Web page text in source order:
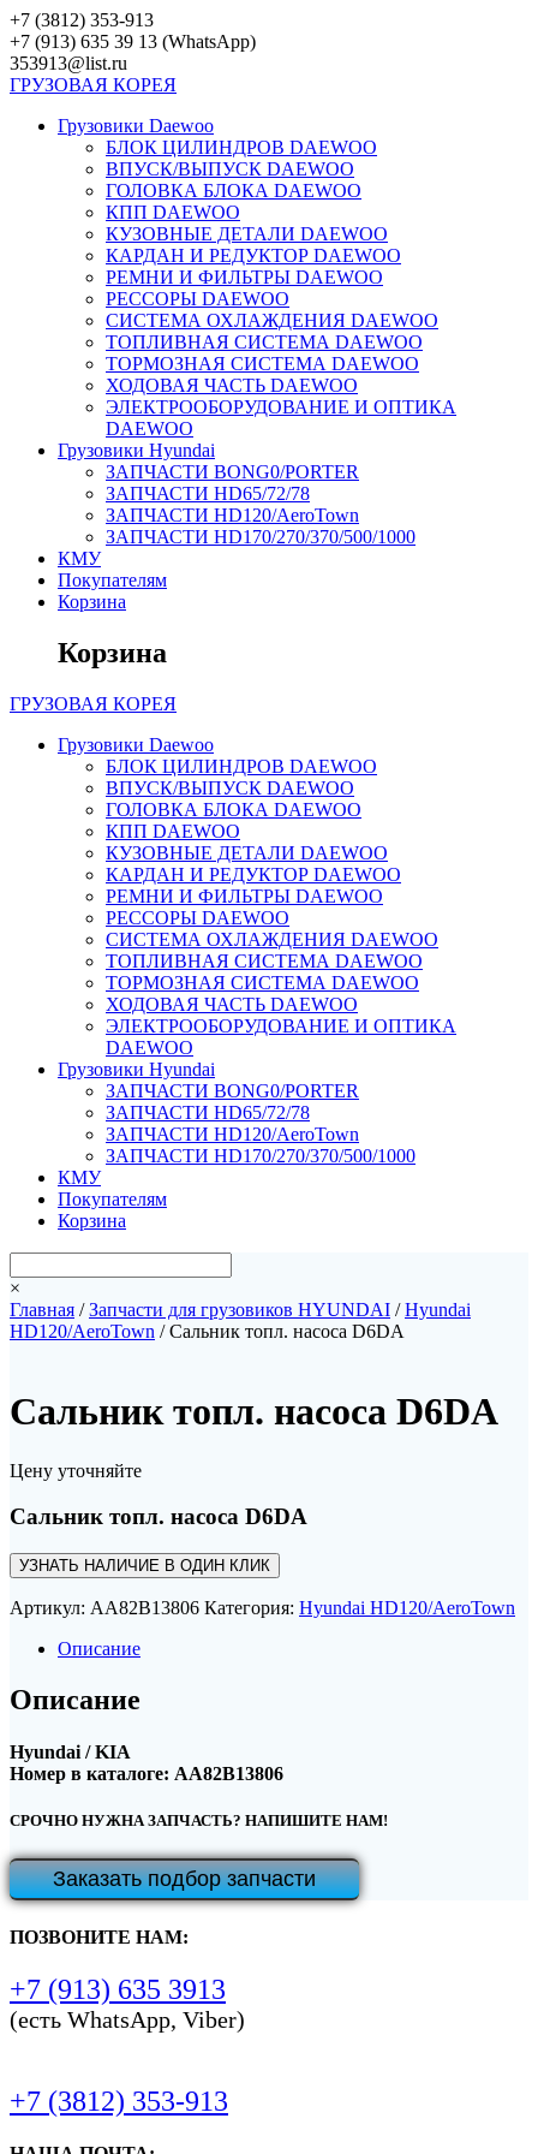
Перейти
к
контенту
+7 (3812) 353-913
+7 (913) 635 39 13 (WhatsApp)
353913@list.ru
ГРУЗОВАЯ КОРЕЯ
Грузовики Daewoo
БЛОК ЦИЛИНДРОВ DAEWOO
ВПУСК/ВЫПУСК DAEWOO
ГОЛОВКА БЛОКА DAEWOO
КПП DAEWOO
КУЗОВНЫЕ ДЕТАЛИ DAEWOO
КАРДАН И РЕДУКТОР DAEWOO
РЕМНИ И ФИЛЬТРЫ DAEWOO
РЕССОРЫ DAEWOO
СИСТЕМА ОХЛАЖДЕНИЯ DAEWOO
ТОПЛИВНАЯ СИСТЕМА DAEWOO
ТОРМОЗНАЯ СИСТЕМА DAEWOO
ХОДОВАЯ ЧАСТЬ DAEWOO
ЭЛЕКТРООБОРУДОВАНИЕ И ОПТИКА
DAEWOO
Грузовики Hyundai
ЗАПЧАСТИ BONG0/PORTER
ЗАПЧАСТИ HD65/72/78
ЗАПЧАСТИ HD120/AeroTown
ЗАПЧАСТИ HD170/270/370/500/1000
КМУ
Покупателям
Корзина
Корзина
ГРУЗОВАЯ КОРЕЯ
Грузовики Daewoo
БЛОК ЦИЛИНДРОВ DAEWOO
ВПУСК/ВЫПУСК DAEWOO
ГОЛОВКА БЛОКА DAEWOO
КПП DAEWOO
КУЗОВНЫЕ ДЕТАЛИ DAEWOO
КАРДАН И РЕДУКТОР DAEWOO
РЕМНИ И ФИЛЬТРЫ DAEWOO
РЕССОРЫ DAEWOO
СИСТЕМА ОХЛАЖДЕНИЯ DAEWOO
ТОПЛИВНАЯ СИСТЕМА DAEWOO
ТОРМОЗНАЯ СИСТЕМА DAEWOO
ХОДОВАЯ ЧАСТЬ DAEWOO
ЭЛЕКТРООБОРУДОВАНИЕ И ОПТИКА
DAEWOO
Грузовики Hyundai
ЗАПЧАСТИ BONG0/PORTER
ЗАПЧАСТИ HD65/72/78
ЗАПЧАСТИ HD120/AeroTown
ЗАПЧАСТИ HD170/270/370/500/1000
КМУ
Покупателям
Корзина
×
Главная /Запчасти для грузовиков HYUNDAI /Hyundai
HD120/AeroTown / Сальник топл. насоса D6DA
Сальник топл. насоса D6DA
Цену уточняйте
Сальник топл. насоса D6DA
УЗНАТЬ НАЛИЧИЕ В ОДИН КЛИК
Артикул: AA82B13806 Категория: Hyundai HD120/AeroTown
Описание
Описание
Hyundai / KIA
Номер в каталоге: AA82B13806
СРОЧНО НУЖНА ЗАПЧАСТЬ? НАПИШИТЕ НАМ!
Заказать подбор запчасти
ПОЗВОНИТЕ НАМ:
+7 (913) 635 3913
(есть WhatsApp, Viber)
+7 (3812) 353-913